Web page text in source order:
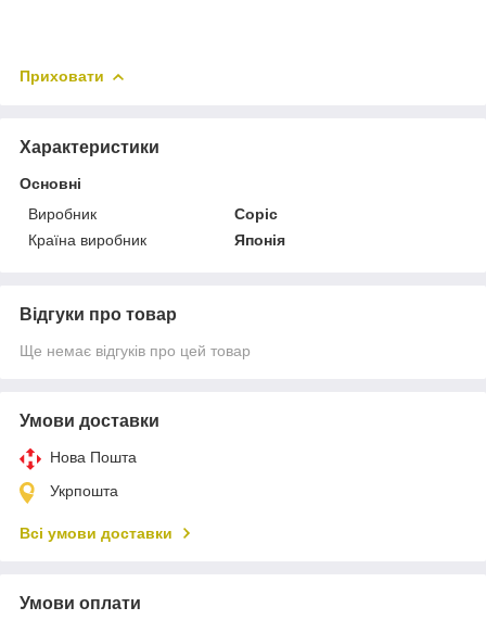
Приховати
Характеристики
Основні
Виробник
Copic
Країна виробник
Японія
Відгуки про товар
Ще немає відгуків про цей товар
Умови доставки
Нова Пошта
Укрпошта
Всі умови доставки
Умови оплати